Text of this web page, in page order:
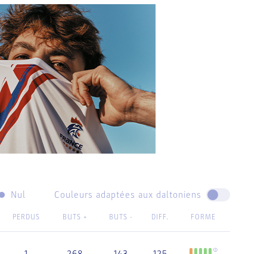
Nul Couleurs adaptées aux daltoniens
PERDUS BUTS + BUTS - DIFF. FORME